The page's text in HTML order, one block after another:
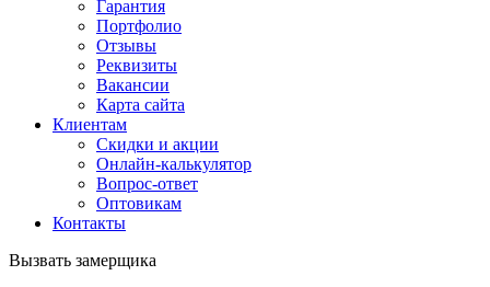
Гарантия
Портфолио
Отзывы
Реквизиты
Вакансии
Карта сайта
Клиентам
Скидки и акции
Онлайн-калькулятор
Вопрос-ответ
Оптовикам
Контакты
Вызвать замерщика